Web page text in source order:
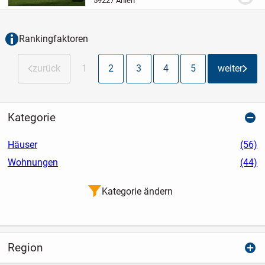
Zuhause für die ganze Familie. Mit zwei
Rankingfaktoren
zurück 1 2 3 4 5 weiter
Kategorie
Häuser
(56)
Wohnungen
(44)
Kategorie ändern
Region